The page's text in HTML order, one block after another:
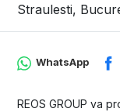
Straulesti,
WhatsApp
REOS GROUP va